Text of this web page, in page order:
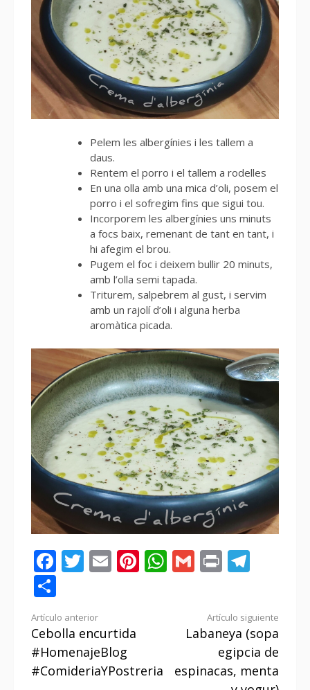
Pelem les albergínies i les tallem a
daus.
Rentem el porro i el tallem a rodelles
En una olla amb una mica d’oli, posem el
porro i el sofregim fins que sigui tou.
Incorporem les albergínies uns minuts
a focs baix, remenant de tant en tant, i
hi afegim el brou.
Pugem el foc i deixem bullir 20 minuts,
amb l’olla semi tapada.
Triturem, salpebrem al gust, i servim
amb un rajolí d’oli i alguna herba
aromàtica picada.
Facebook
Twitter
EmailPinterest
WhatsApp
Gmail
Print
Seguir
leyendo
Artículo anterior
Cebolla encurtida
#HomenajeBlog
#ComideriaYPostreria
Artículo siguiente
Labaneya (sopa
egipcia de
espinacas, menta